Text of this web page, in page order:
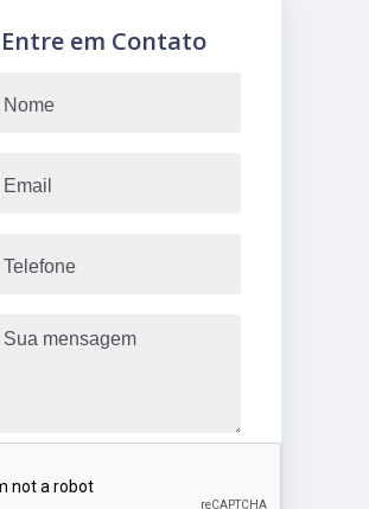
Entre em Contato